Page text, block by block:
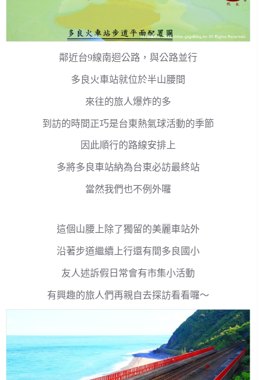
鄰近台9線南迴公路，與公路並行
多良火車站就位於半山腰間
來往的旅人爆炸的多
到訪的時間正巧是台東熱氣球活動的季節
因此順行的路線安排上
多將多良車站納為台東必訪最終站
當然我們也不例外囉
這個山腰上除了獨留的美麗車站外
沿著步道繼續上行還有間多良國小
友人述訴假日常會有市集小活動
有興趣的旅人們再親自去探訪看看囉～